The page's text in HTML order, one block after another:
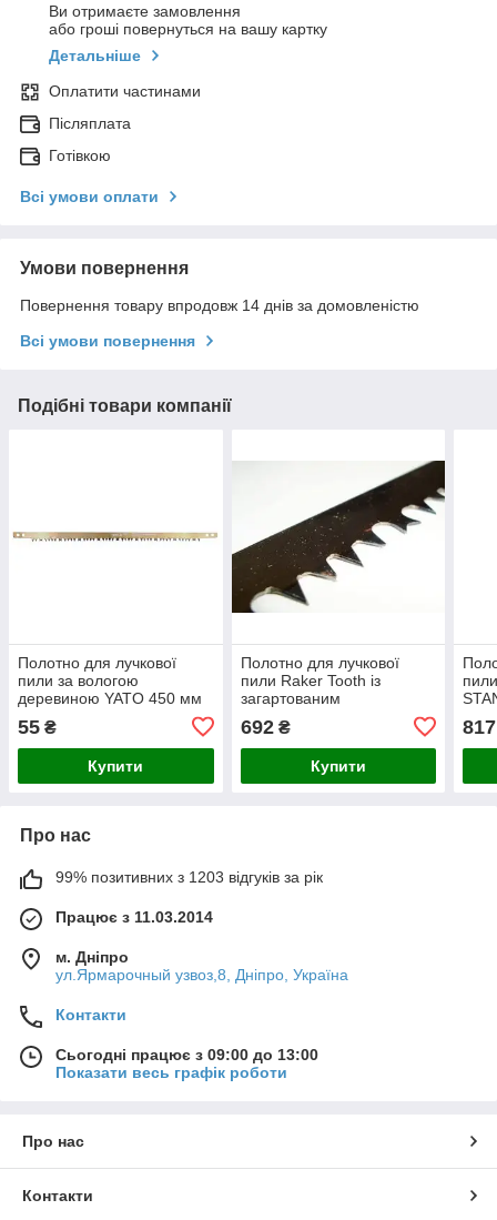
Ви отримаєте замовлення
або гроші повернуться на вашу картку
Детальніше
Оплатити частинами
Післяплата
Готівкою
Всі умови оплати
Умови повернення
Повернення товару впродовж 14 днів за домовленістю
Всі умови повернення
Подібні товари компанії
Полотно для лучкової
пили за вологою
деревиною YATO 450 мм
55 ₴
Купити
Полотно для лучкової
пили Raker Tooth із
загартованим
Stanley 610 мм
692₴
Купити
817
Про нас
99% позитивних з 1203 відгуків за рік
Працює з 11.03.2014
м. Дніпро
ул.Ярмарочный узвоз,8, Дніпро, Україна
Контакти
Сьогодні працює з 09:00 до 13:00
Показати весь графік роботи
Про нас
Контакти